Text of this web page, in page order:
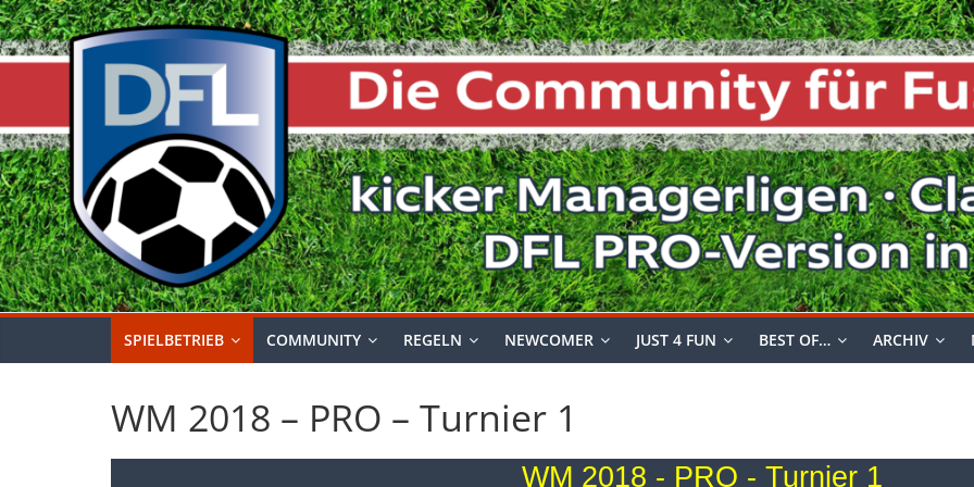
Zum
Inhalt
springen
SPIELBETRIEB COMMUNITY REGELN NEWCOMER JUST 4 FUN BEST OF… ARCHIV
WM 2018 – PRO – Turnier 1